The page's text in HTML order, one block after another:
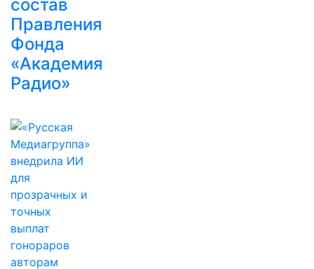
состав
Правления
Фонда
«Академия
Радио»